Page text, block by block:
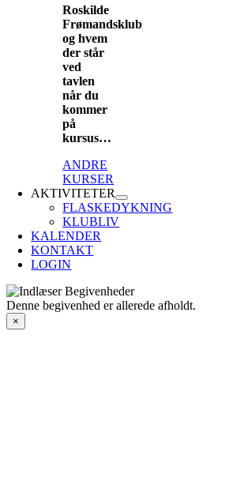
Roskilde
Frømandsklub
og hvem
der står
ved
tavlen
når du
kommer
på
kursus…
ANDRE
KURSER
AKTIVITETER
FLASKEDYKNING
KLUBLIV
KALENDER
KONTAKT
LOGIN
Denne begivenhed er allerede afholdt.
×